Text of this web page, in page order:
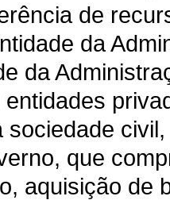
de
da
da
sociedade
que
aquisição de